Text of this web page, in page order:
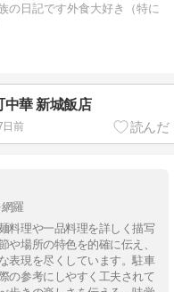
の日記です外食大好き（特に
中華 新城飯店
日前
羅
料理や一品料理を詳しく描写
や場所の特色を的確に伝え、
表現を尽くしています。駐車
の参考にしやすく工夫されて